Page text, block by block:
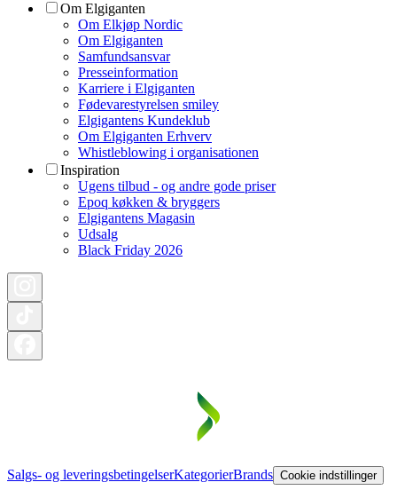
Om Elgiganten
Om Elkjøp Nordic
Om Elgiganten
Samfundsansvar
Presseinformation
Karriere i Elgiganten
Fødevarestyrelsen smiley
Elgigantens Kundeklub
Om Elgiganten Erhverv
Whistleblowing i organisationen
Inspiration
Ugens tilbud - og andre gode priser
Epoq køkken & bryggers
Elgigantens Magasin
Udsalg
Black Friday 2026
Salgs- og leveringsbetingelserKategorierBrands Cookie indstillinger